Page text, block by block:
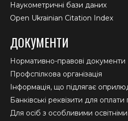
Наукометричні бази даних
Open Ukrainian Citation Index
ДОКУМЕНТИ
Нормативно-правові документи
Профспілкова організація
Інформація, що підлягає
Банківські реквізити для оплати
Для осіб з особливими